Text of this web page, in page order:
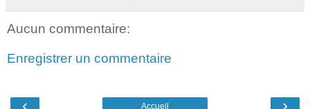
Aucun commentaire:
Enregistrer un commentaire
‹ ›
Accueil